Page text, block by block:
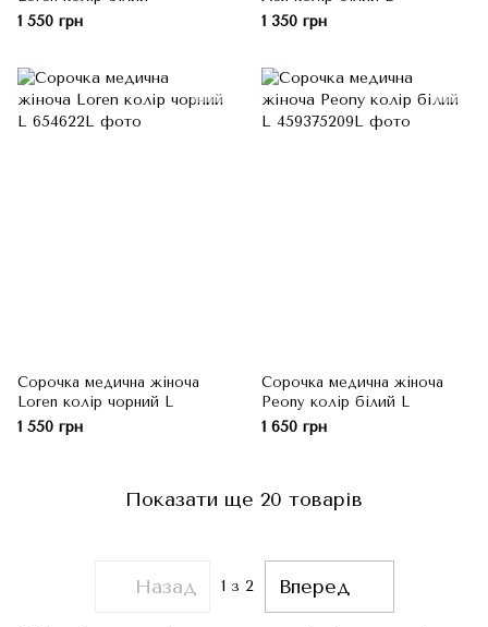
1 550 грн 1 350 грн
Сорочка медична жіноча
Loren колір чорний L
1 550 грн
Сорочка медична жіноча
Peony колір білий L
1 650 грн
Показати ще 20 товарів
Назад 1 з 2 Вперед